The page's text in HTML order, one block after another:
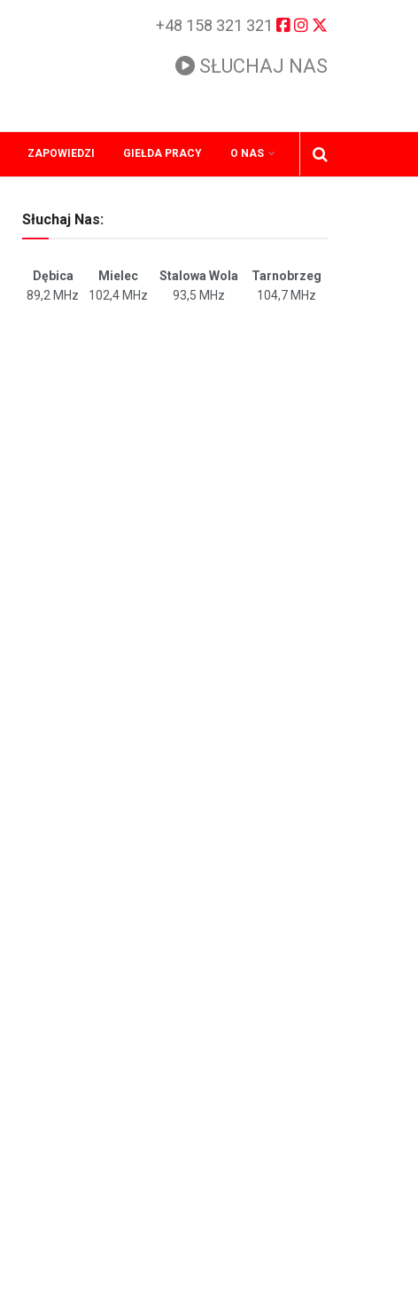
+48 158 321 321
SŁUCHAJ NAS
ZAPOWIEDZI GIEŁDA PRACY O NAS
Słuchaj Nas:
Dębica Mielec Stalowa Wola
Tarnobrzeg
89,2 MHz
102,4 MHz 93,5 MHz 104,7 MHz